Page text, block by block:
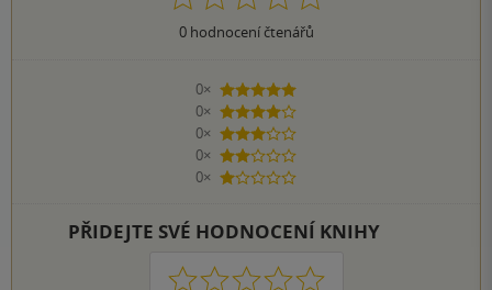
0hodnocení čtenářů
0×
5 hvězdiček
0×
4 hvězdičky
0×
3 hvězdičky
0×
2 hvězdičky
0×
1 hvezdička
PŘIDEJTE SVÉ HODNOCENÍ KNIHY
1 2 3 4 5